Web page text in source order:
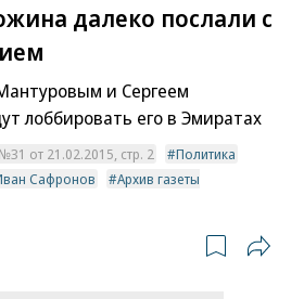
далеко послали с
и Сергеем
лоббировать его в Эмиратах
от 21.02.2015, стр. 2
Политика
Сафронов
Архив газеты